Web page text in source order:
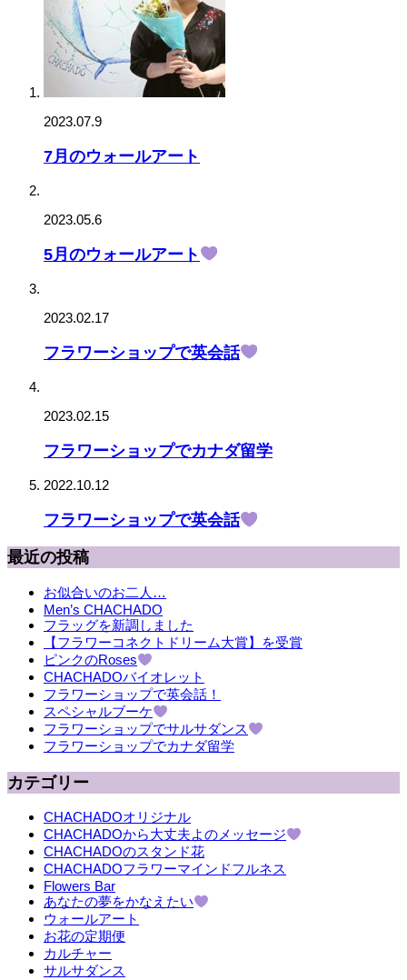
2023.07.9
7月のウォールアート
2023.05.6
5月のウォールアート
2023.02.17
フラワーショップで英会話
2023.02.15
フラワーショップでカナダ留学
2022.10.12
フラワーショップで英会話
最近の投稿
お似合いのお二人…
Men’s CHACHADO
フラッグを新調しました
【フラワーコネクトドリーム大賞】を受賞
ピンクのRoses
CHACHADOバイオレット
フラワーショップで英会話！
スペシャルブーケ
フラワーショップでサルサダンス
フラワーショップでカナダ留学
カテゴリー
CHACHADOオリジナル
CHACHADOから大丈夫よのメッセージ
CHACHADOのスタンド花
CHACHADOフラワーマインドフルネス
Flowers Bar
あなたの夢をかなえたい
ウォールアート
お花の定期便
カルチャー
サルサダンス